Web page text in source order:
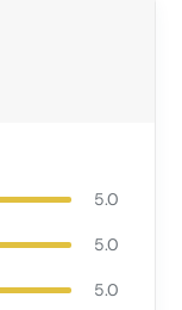
5.0
5.0
5.0